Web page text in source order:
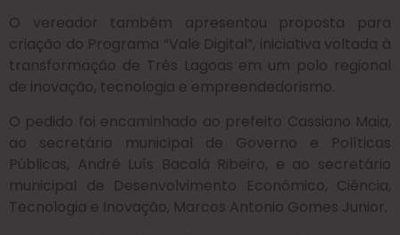
O vereador também apresentou proposta para
criação do Programa “Vale Digital”, iniciativa voltada à
transformação de Três Lagoas em um polo regional
de inovação, tecnologia e empreendedorismo.
O pedido foi encaminhado ao prefeito Cassiano Maia,
ao secretário municipal de Governo e Políticas
Públicas, André Luís Bacalá Ribeiro, e ao secretário
municipal de Desenvolvimento Econômico, Ciência,
Tecnologia e Inovação, Marcos Antonio Gomes Junior.